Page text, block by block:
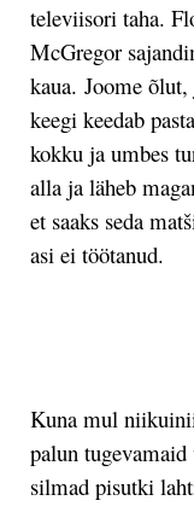
televiisori taha.
McGregor
kaua. Joome
keegi keedab
kokku ja umbes
alla ja läheb
et saaks seda
asi ei töötanud.
Kuna mul
palun
silmad pisutki